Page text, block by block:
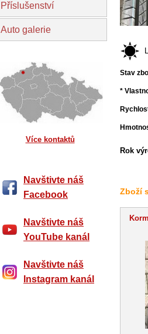
Příslušenství
Auto galerie
Více kontaktů
Navštivte náš
Facebook
Navštivte náš
YouTube kanál
Navštivte náš
Instagram kanál
Stav
*
Rok
Zboží